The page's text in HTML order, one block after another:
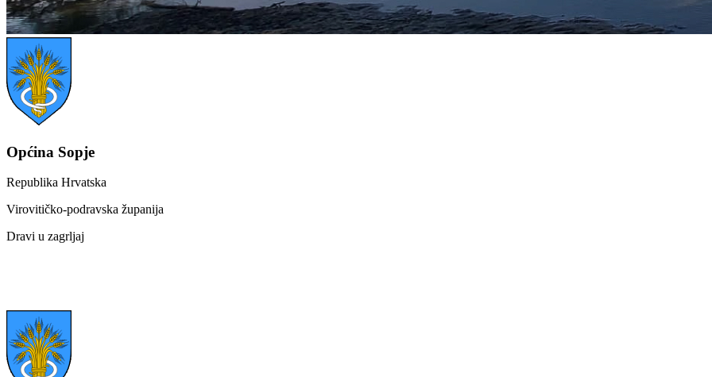
Općina Sopje
Republika Hrvatska
Virovitičko-podravska županija
Dravi u zagrljaj